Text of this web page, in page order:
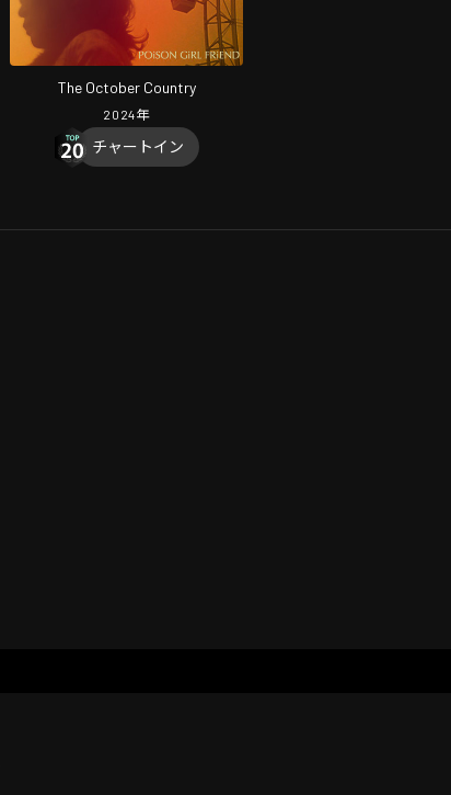
The October Country
2024年
チャートイン